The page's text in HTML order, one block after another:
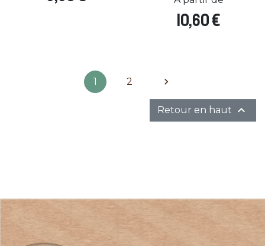
10,60 €
1 2 Suivant

Retour en haut 